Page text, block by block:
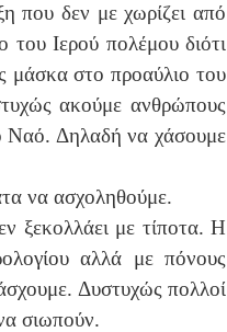
που δεν με χωρίζει από
Ιερού πολέμου διότι
μάσκα στο προαύλιο του
ακούμε ανθρώπους
Ναό. Δηλαδή να χάσουμε
να ασχοληθούμε.
ξεκολλάει με τίποτα. Η
αλλά με πόνους
Δυστυχώς πολλοί
σιωπούν.